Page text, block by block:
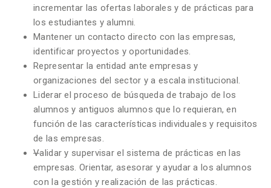
incrementar las ofertas laborales y de prácticas para
los estudiantes y alumni.
Mantener un contacto directo con las empresas,
identificar proyectos y oportunidades.
Representar la entidad ante empresas y
organizaciones del sector y a escala institucional.
Liderar el proceso de búsqueda de trabajo de los
alumnos y antiguos alumnos que lo requieran, en
función de las características individuales y requisitos
de las empresas.
Validar y supervisar el sistema de prácticas en las
empresas. Orientar, asesorar y ayudar a los alumnos
con la gestión y realización de las prácticas.